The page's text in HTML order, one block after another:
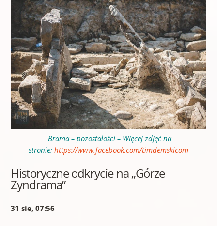
Brama – pozostałości – Więcej zdjęć na
stronie: https://www.facebook.com/timdemskicom
Historyczne odkrycie na „Górze
Zyndrama”
31 sie, 07:56